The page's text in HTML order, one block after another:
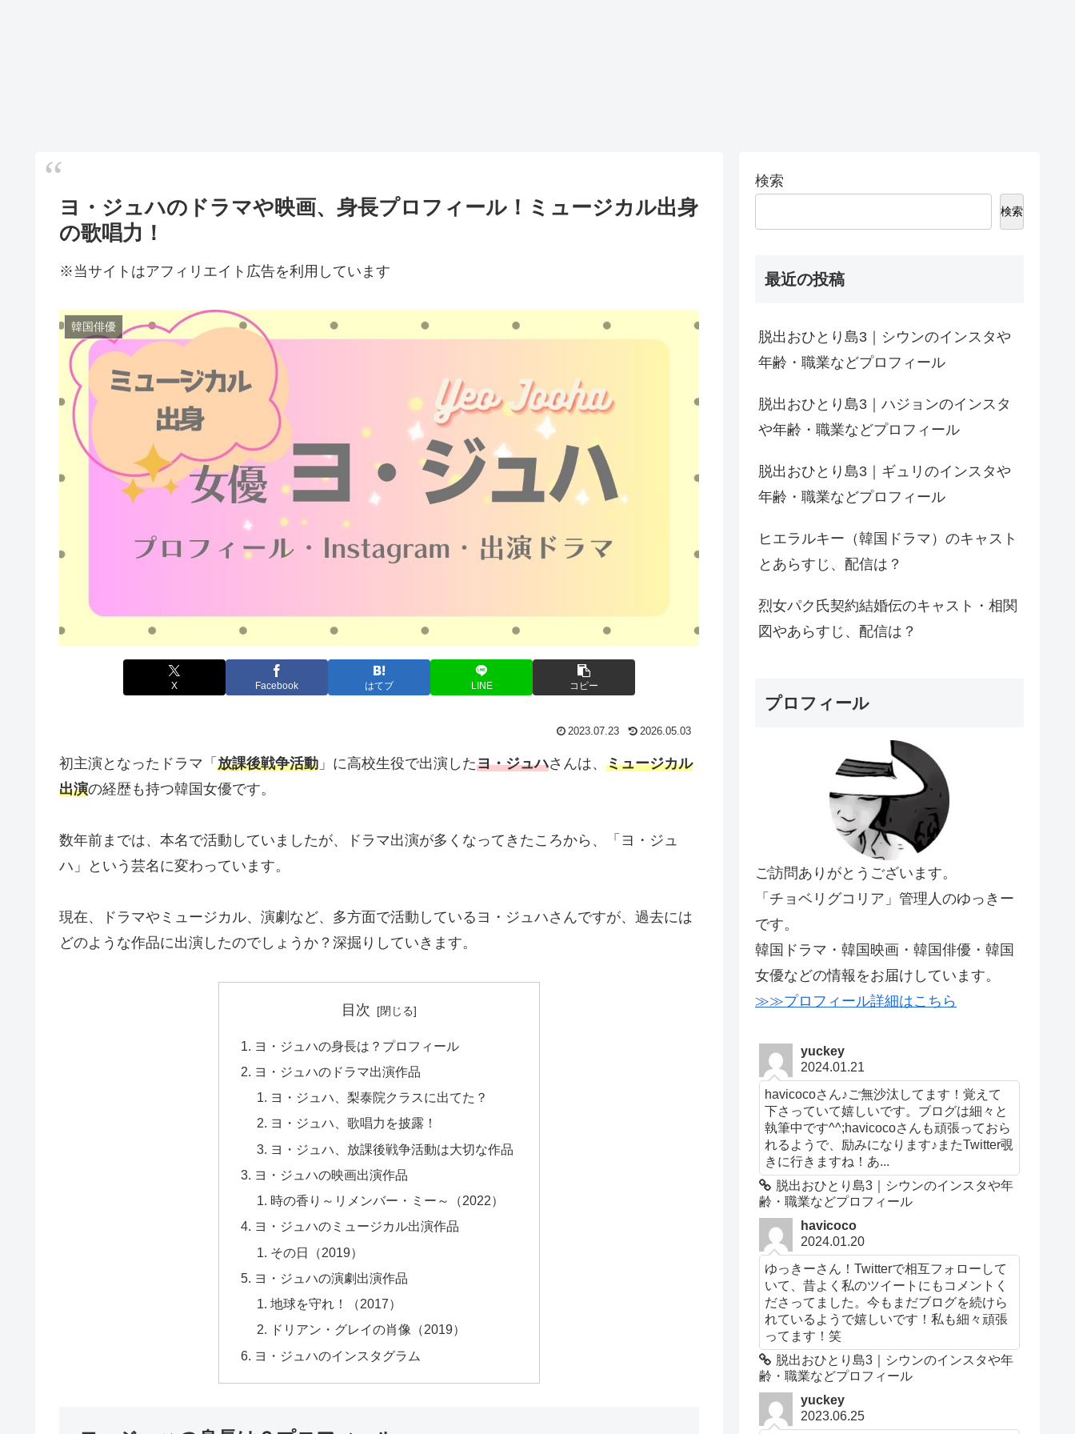
ヨ・ジュハのドラマや映画、身長プロフィール！ミュージカル出身
の歌唱力！
※当サイトはアフィリエイト広告を利用しています
韓国俳優
X Facebook はてブ LINE コピー
2023.07.23 2026.05.03
初主演となったドラマ「 放課後戦争活動 」に高校生役で出演したヨ・ジュハさんは、 ミュージカル
出演の経歴も持つ韓国女優です。
数年前までは、本名で活動していましたが、ドラマ出演が多くなってきたころから、「ヨ・ジュ
ハ」という芸名に変わっています。
現在、ドラマやミュージカル、演劇など、多方面で活動しているヨ・ジュハさんですが、過去には
どのような作品に出演したのでしょうか？深掘りしていきます。
目次
ヨ・ジュハの身長は？プロフィール
ヨ・ジュハのドラマ出演作品
ヨ・ジュハ、梨泰院クラスに出てた？
ヨ・ジュハ、歌唱力を披露！
ヨ・ジュハ、放課後戦争活動は大切な作品
ヨ・ジュハの映画出演作品
時の香り～リメンバー・ミー～（2022）
ヨ・ジュハのミュージカル出演作品
その日（2019）
ヨ・ジュハの演劇出演作品
地球を守れ！（2017）
ドリアン・グレイの肖像（2019）
ヨ・ジュハのインスタグラム
検索
検索
最近の投稿
脱出おひとり島3｜シウンのインスタや
年齢・職業などプロフィール
脱出おひとり島3｜ハジョンのインスタ
や年齢・職業などプロフィール
脱出おひとり島3｜ギュリのインスタや
年齢・職業などプロフィール
ヒエラルキー（韓国ドラマ）のキャスト
とあらすじ、配信は？
烈女パク氏契約結婚伝のキャスト・相関
図やあらすじ、配信は？
プロフィール
ご訪問ありがとうございます。
「チョベリグコリア」管理人のゆっきー
です。
韓国ドラマ・韓国映画・韓国俳優・韓国
女優などの情報をお届けしています。
≫≫プロフィール詳細はこちら
yuckey
2024.01.21
havicocoさん♪ご無沙汰してます！覚えて
下さっていて嬉しいです。ブログは細々と
執筆中です^^;havicocoさんも頑張っておら
れるようで、励みになります♪またTwitter覗
きに行きますね！あ...
脱出おひとり島3｜シウンのインスタや年
齢・職業などプロフィール
havicoco
2024.01.20
ゆっきーさん！Twitterで相互フォローして
いて、昔よく私のツイートにもコメントく
ださってました。今もまだブログを続けら
れているようで嬉しいです！私も細々頑張
ってます！笑
脱出おひとり島3｜シウンのインスタや年
齢・職業などプロフィール
yuckey
2023.06.25